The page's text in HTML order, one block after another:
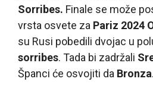
Sorribes. Finale se može
vrsta osvete za Pariz 2024
su Rusi pobedili dvojac u
sorribes. Tada bi zadržali
Španci će osvojiti da Bronza.